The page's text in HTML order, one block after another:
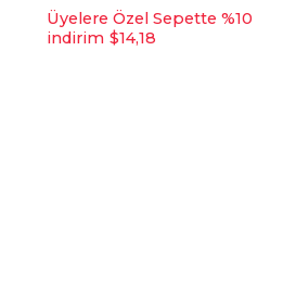
Üyelere Özel Sepette %10
indirim $14,18